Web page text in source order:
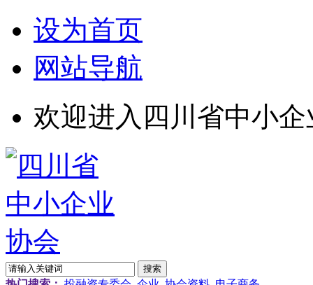
设为首页
网站导航
欢迎进入四川省中小